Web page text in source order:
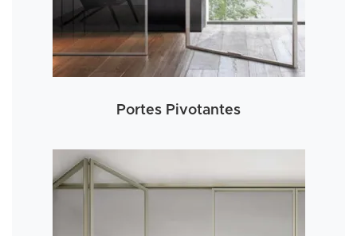
Portes Pivotantes